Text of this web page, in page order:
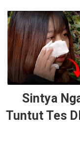
Sintya
Tuntut Tes